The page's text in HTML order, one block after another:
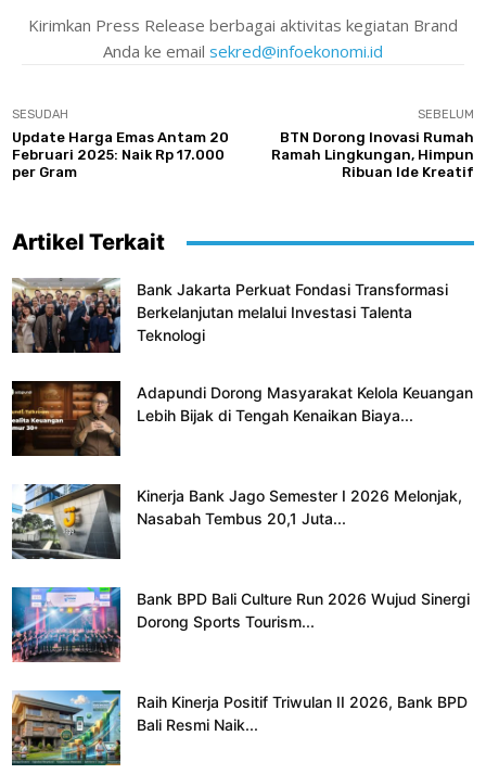
Kirimkan Press Release berbagai aktivitas kegiatan Brand
Anda ke email sekred@infoekonomi.id
SESUDAH
Update Harga Emas Antam 20
Februari 2025: Naik Rp 17.000
per Gram
SEBELUM
BTN Dorong Inovasi Rumah
Ramah Lingkungan, Himpun
Ribuan Ide Kreatif
Artikel Terkait
Bank Jakarta Perkuat Fondasi Transformasi
Berkelanjutan melalui Investasi Talenta
Teknologi
Adapundi Dorong Masyarakat Kelola Keuangan
Lebih Bijak di Tengah Kenaikan Biaya...
Kinerja Bank Jago Semester I 2026 Melonjak,
Nasabah Tembus 20,1 Juta...
Bank BPD Bali Culture Run 2026 Wujud Sinergi
Dorong Sports Tourism...
Raih Kinerja Positif Triwulan II 2026, Bank BPD
Bali Resmi Naik...